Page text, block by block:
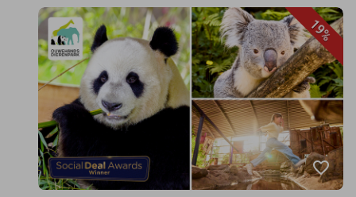
19%
favorite_border